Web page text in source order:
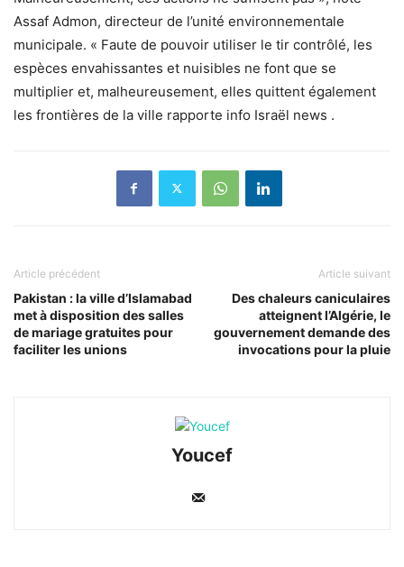
Assaf Admon, directeur de l’unité environnementale
municipale. « Faute de pouvoir utiliser le tir contrôlé, les
espèces envahissantes et nuisibles ne font que se
multiplier et, malheureusement, elles quittent également
les frontières de la ville rapporte info Israël news .
Article précédent
Pakistan : la ville d’Islamabad
met à disposition des salles
de mariage gratuites pour
faciliter les unions
Article suivant
Des chaleurs caniculaires
atteignent l’Algérie, le
gouvernement demande des
invocations pour la pluie
Youcef